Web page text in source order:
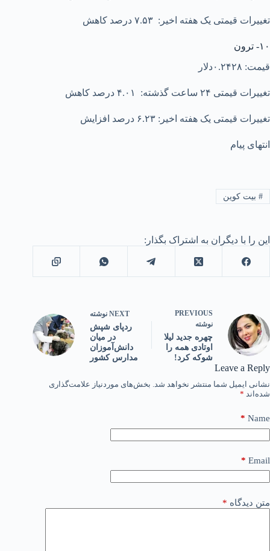
تغییرات قیمتی یک هفته اخیر: ۷.۵۳ درصد کاهش
۱۰- ترون
قیمت: ۰.۲۴۲۸دلار
تغییرات قیمتی ۲۴ ساعت گذشته: ۴.۰۱ درصد کاهش
تغییرات قیمتی یک هفته اخیر: ۶.۲۳ درصد افزایش
انتهای پیام
#بیت کوین
این را با دیگران به اشتراک بگذار:
PREVIOUS
نوشته
چهره جدید لیلا
اوتادی همه را
شوکه کرد!
NEXT نوشته
ردپای شپش
در میان
دانش‌‏آموزان
مدارس کشور
Leave a Reply
نشانی ایمیل شما منتشر نخواهد شد. بخش‌های موردنیاز علامت‌گذاری
شده‌اند *
Name
*
Email
*
متن دیدگاه *